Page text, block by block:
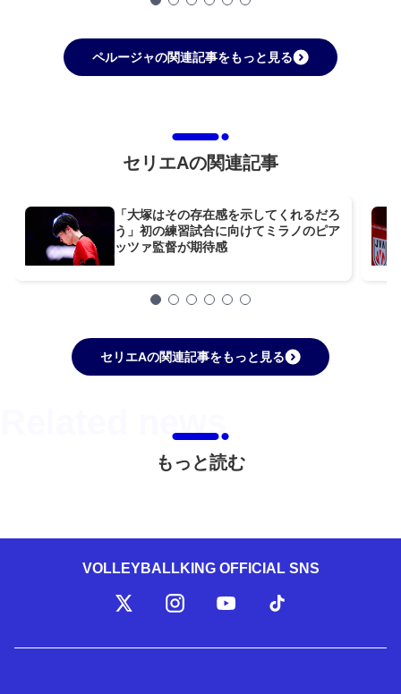
ペルージャの関連記事をもっと見る
セリエAの関連記事
「大塚はその存在感を示してくれるだろ
う」初の練習試合に向けてミラノのピア
ッツァ監督が期待感
セリエAの関連記事をもっと見る
もっと読む
VOLLEYBALLKING OFFICIAL SNS